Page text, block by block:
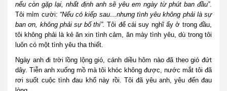
nếu còn gặp lại, nhất định anh sẽ yêu em ngày từ phút ban đầu”.
Tôi mỉm cười: “Nếu có kiếp sau…nhưng tình yêu không phải là sự
ban ơn, không phải sự bố thí”. Tôi để cái suy nghĩ ấy ở trong đầu,
tôi không phải là kẻ ăn xin tình cảm, ăn mày tình yêu, dù trong tôi
luôn có một tình yêu tha thiết.
Ngày anh đi trời lồng lộng gió, cánh diều hôm nào đã theo gió đứt
dây. Tiễn anh xuống mồ mà tôi khóc không được, nước mắt tôi đã
rơi suốt cuộc tình đau khổ này rồi. Tôi đã yêu anh, yêu đến đau